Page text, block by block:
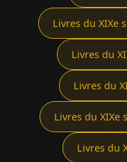
Livres du XIXe
Livres du
Livres du
Livres du XIXe
Livres du